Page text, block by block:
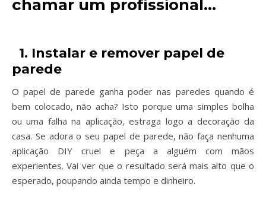
chamar um profissional…
1. Instalar e remover papel de
parede
O papel de parede ganha poder nas paredes quando é
bem colocado, não acha? Isto porque uma simples bolha
ou uma falha na aplicação, estraga logo a decoração da
casa. Se adora o seu papel de parede, não faça nenhuma
aplicação DIY cruel e peça a alguém com mãos
experientes. Vai ver que o resultado será mais alto que o
esperado, poupando ainda tempo e dinheiro.